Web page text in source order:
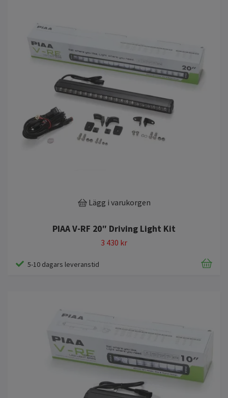
Lägg i varukorgen
PIAA V-RF 20″ Driving Light Kit
3 430 kr
5-10 dagars leveranstid